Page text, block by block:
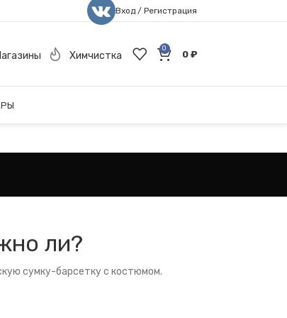
Вход / Регистрация
Химчистка
0
0 ₽
ли?
сумку-барсетку с костюмом.